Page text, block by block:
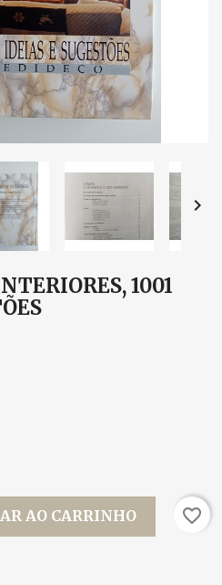

1001
AO CARRINHO favorite_border